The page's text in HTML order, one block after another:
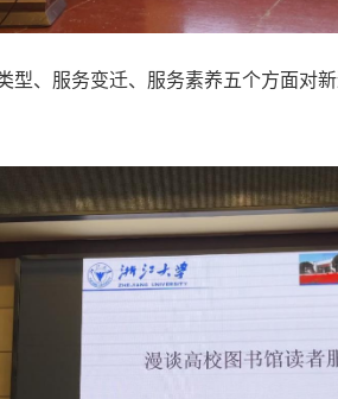
、服务变迁、服务素养五个方面对